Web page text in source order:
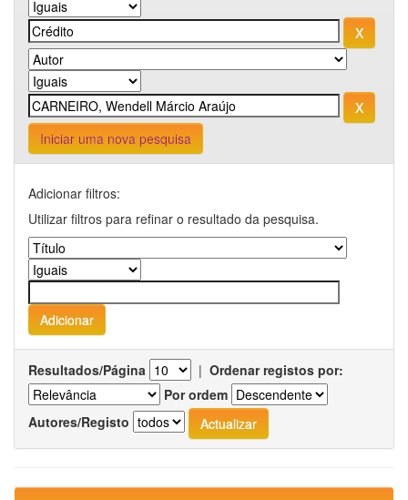
Iniciar uma nova pesquisa
Adicionar filtros:
Utilizar filtros para refinar o resultado da pesquisa.
Resultados/Página | Ordenar registos por:
Por ordem
Autores/Registo